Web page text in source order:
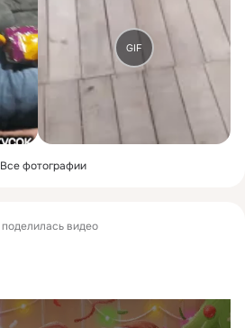
GIF
Все фотографии
поделилась видео